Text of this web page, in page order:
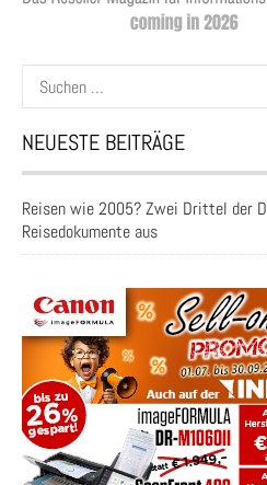
Suchen
nach:
NEUESTE BEITRÄGE
Reisen wie 2005? Zwei Drittel der
Reisedokumente aus